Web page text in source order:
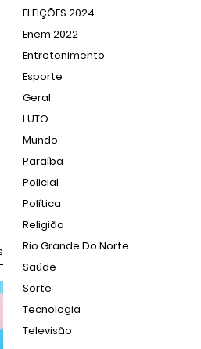
ELEIÇÕES 2024
Enem 2022
Entretenimento
Esporte
Geral
LUTO
Mundo
Paraíba
Policial
Política
Religião
Rio Grande Do Norte
Saúde
Sorte
Tecnologia
Televisão